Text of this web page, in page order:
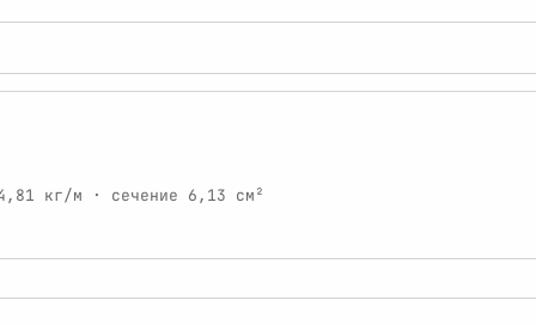
кг/м · сечение 6,13 см²